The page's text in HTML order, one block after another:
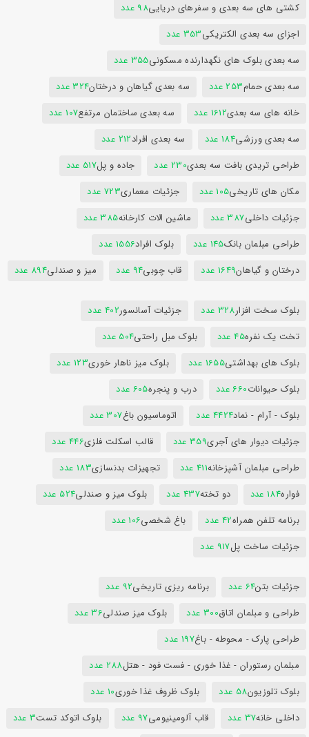
کشتی های سه بعدی و سفرهای دریایی98 عدد
اجزای سه بعدی الکتریکی353 عدد
سه بعدی بلوک های نگهدارنده مسکونی355 عدد
سه بعدی حمام253 عدد سه بعدی گیاهان و درختان324 عدد
خانه های سه بعدی1612 عدد سه بعدی ساختمان مرتفع107 عدد
سه بعدی ورزشی184 عدد سه بعدی افراد212 عدد
طراحی تریدی بافت سه بعدی230 عدد جاده و پل517 عدد
مکان های تاریخی105 عدد جزئیات معماری723 عدد
جزئیات داخلی387 عدد ماشین الات کارخانه385 عدد
طراحی مبلمان بانک145 عدد بلوک افراد1556 عدد
درختان و گیاهان1649 عدد قاب چوبی94 عدد میز و صندلی894 عدد
بلوک سخت افزار328 عدد جزئیات آسانسور402 عدد
تخت یک نفره45 عدد بلوک مبل راحتی504 عدد
بلوک های بهداشتی1655 عدد بلوک میز ناهار خوری123 عدد
بلوک حیوانات660 عدد درب و پنجره605 عدد
بلوک - آرام - نماد4424 عدد اتوماسیون باغ307 عدد
جزئیات دیوار های آجری359 عدد قالب اسکلت فلزی446 عدد
طراحی مبلمان آشپزخانه411 عدد تجهیزات بدنسازی183 عدد
فواره184 عدد دو تخته437 عدد بلوک میز و صندلی524 عدد
برنامه تلفن همراه42 عدد باغ شخصی106 عدد
جزئیات ساخت پل917 عدد
جزئیات بتن64 عدد برنامه ریزی تاریخی92 عدد
طراحی و مبلمان اتاق300 عدد بلوک میز صندلی36 عدد
طراحی پارک - محوطه - باغ197 عدد
مبلمان رستوران - غذا خوری - فست فود - هتل288 عدد
بلوک تلوزیون58 عدد بلوک ظروف غذا خوری10 عدد
داخلی خانه37 عدد قاب آلومینیومی97 عدد بلوک اتوکد تست3 عدد